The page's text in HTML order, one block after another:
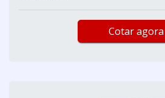
Cotar agora